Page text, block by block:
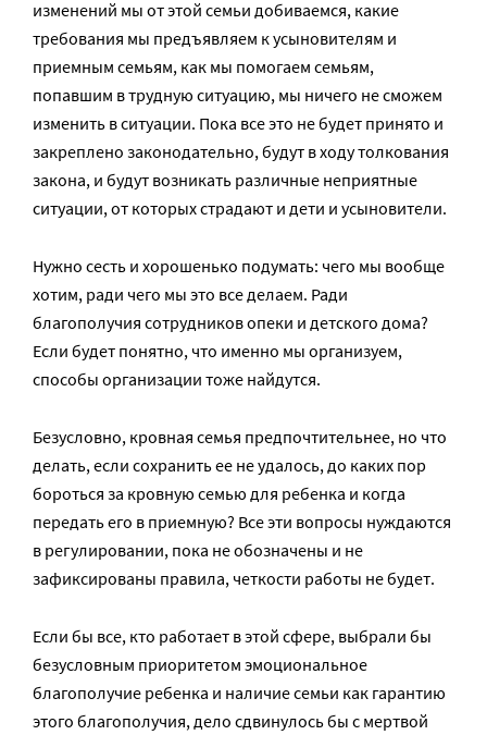
изменений мы от этой семьи добиваемся, какие
требования мы предъявляем к усыновителям и
приемным семьям, как мы помогаем семьям,
попавшим в трудную ситуацию, мы ничего не сможем
изменить в ситуации. Пока все это не будет принято и
закреплено законодательно, будут в ходу толкования
закона, и будут возникать различные неприятные
ситуации, от которых страдают и дети и усыновители.
Нужно сесть и хорошенько подумать: чего мы вообще
хотим, ради чего мы это все делаем. Ради
благополучия сотрудников опеки и детского дома?
Если будет понятно, что именно мы организуем,
способы организации тоже найдутся.
Безусловно, кровная семья предпочтительнее, но что
делать, если сохранить ее не удалось, до каких пор
бороться за кровную семью для ребенка и когда
передать его в приемную? Все эти вопросы нуждаются
в регулировании, пока не обозначены и не
зафиксированы правила, четкости работы не будет.
Если бы все, кто работает в этой сфере, выбрали бы
безусловным приоритетом эмоциональное
благополучие ребенка и наличие семьи как гарантию
этого благополучия, дело сдвинулось бы с мертвой